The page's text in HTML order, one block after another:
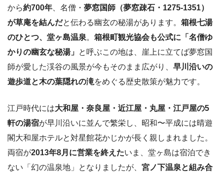
から約700年 、名僧・ 夢窓国師（夢窓疎石・1275-1351）
が草庵を結んだと伝わる幽玄の秘湯があります。 箱根七湯
のひとつ、堂ヶ島温泉。 箱根町観光協会も公式に「名僧ゆ
かりの幽玄な秘湯」 と呼ぶこの地は、崖上に立てば夢窓国
師が愛した渓谷の風景が今もそのまま広がり、 早川沿いの
遊歩道と木の葉隠れの滝をめぐる歴史散策が魅力です。
江戸時代には大和屋・奈良屋・近江屋・丸屋・江戸屋の5
軒の湯宿が早川沿いに並んで繁栄し、昭和〜平成には晴遊
閣大和屋ホテルと対星館花かじかが長く親しまれました。
両宿が2013年8月に営業を終えたいま、堂ヶ島は宿泊でき
ない「幻の温泉地」となりましたが、 宮ノ下温泉と組み合